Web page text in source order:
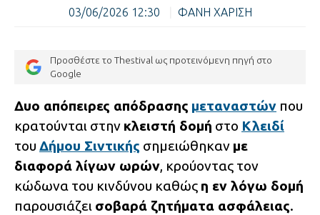
03/06/2026 12:30 ΦΑΝΗ ΧΑΡΙΣΗ
Προσθέστε το Thestival ως προτεινόμενη πηγή στο
Google
Δυο απόπειρες απόδρασης μεταναστών που
κρατούνται στην κλειστή δομή στο Κλειδί
του Δήμου Σιντικής σημειώθηκαν με
διαφορά λίγων ωρών, κρούοντας τον
κώδωνα του κινδύνου καθώς η εν λόγω δομή
παρουσιάζει σοβαρά ζητήματα ασφάλειας.